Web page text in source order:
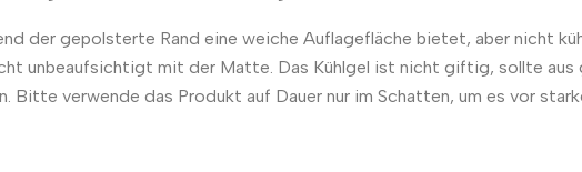
der gepolsterte Rand eine weiche Auflagefläche bietet, aber nicht
unbeaufsichtigt mit der Matte. Das Kühlgel ist nicht giftig, sollte aus
verwende das Produkt auf Dauer nur im Schatten, um es vor